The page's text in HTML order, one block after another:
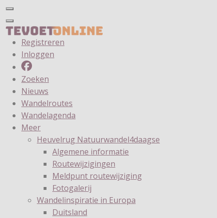
Registreren
Inloggen
Zoeken
Nieuws
Wandelroutes
Wandelagenda
Meer
Heuvelrug Natuurwandel4daagse
Algemene informatie
Routewijzigingen
Meldpunt routewijziging
Fotogalerij
Wandelinspiratie in Europa
Duitsland